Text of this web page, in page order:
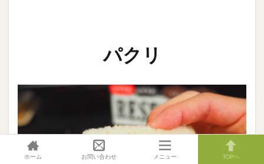
パクリ
ホーム お問い合わせ メニュー TOPへ